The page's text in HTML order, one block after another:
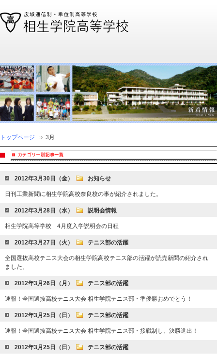
トップページ 3月
2012年3月30日（金） お知らせ
日刊工業新聞に相生学院高校奈良校の事が紹介されました。
2012年3月28日（水） 説明会情報
相生学院高等学校 4月度入学説明会の日程
2012年3月27日（火） テニス部の活躍
全国選抜高校テニス大会の相生学院高校テニス部の活躍が読売新聞の紹介され
ました。
2012年3月26日（月） テニス部の活躍
速報！全国選抜高校テニス大会 相生学院テニス部・準優勝おめでとう！
2012年3月25日（日） テニス部の活躍
速報！全国選抜高校テニス大会 相生学院テニス部・接戦制し、決勝進出！
2012年3月25日（日） テニス部の活躍